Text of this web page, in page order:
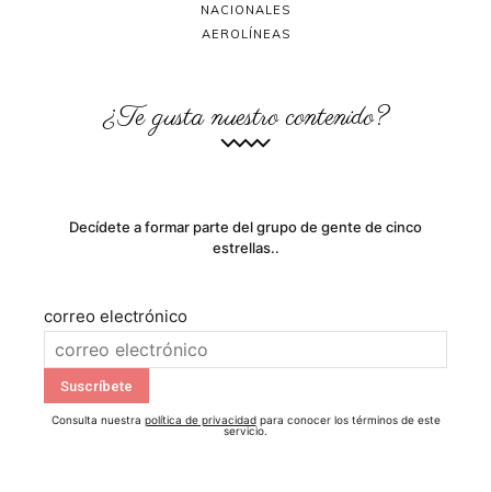
NACIONALES
AEROLÍNEAS
¿Te gusta nuestro contenido?
Decídete a formar parte del grupo de gente de cinco
estrellas..
correo electrónico
Consulta nuestra política de privacidadpara conocer los términos de este
servicio.